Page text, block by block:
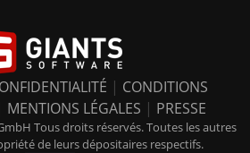
| CONDITIONS
MENTIONS LÉGALES | PRESSE
Tous droits réservés. Toutes les autres
de leurs dépositaires respectifs.